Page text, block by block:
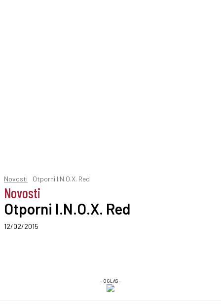
Novosti Otporni I.N.O.X. Red
Novosti
Otporni I.N.O.X. Red
12/02/2015
- OGLAS -